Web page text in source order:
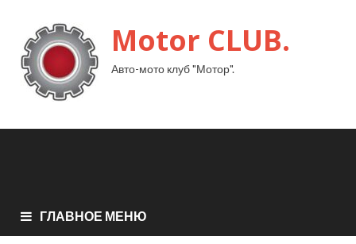
Motor CLUB.
Авто-мото клуб "Мотор".
ГЛАВНОЕ МЕНЮ